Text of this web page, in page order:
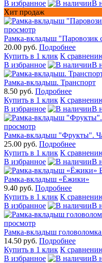
В избранное
В
Хит продаж
просмотр
Рамка-вкладыш "Паровозик
20.00 руб. Подробнее
Купить в 1 клик К
В избранное
В
Рамка-вкладыш. Транспорт
8.50 руб. Подробнее
Купить в 1 клик К
В избранное
В
просмотр
Рамка-вкладыш "Фрукты".
25.00 руб. Подробнее
Купить в 1 клик К
В избранное
В
Рамка-вкладыш «Ёжики»
9.40 руб. Подробнее
Купить в 1 клик К
В избранное
В
просмотр
Рамка-вкладыш
14.50 руб. Подробнее
Купить в 1 клик К
В избранное
В